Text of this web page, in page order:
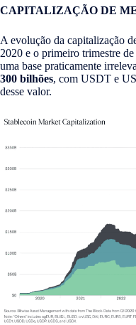
CAPITALIZAÇÃO DE
A evolução da capitalização
2020 e o primeiro trimestre
uma base praticamente
300 bilhões, com USDT e
desse valor.